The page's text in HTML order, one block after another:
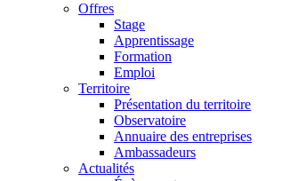
Offres
Stage
Apprentissage
Formation
Emploi
Territoire
Présentation du territoire
Observatoire
Annuaire des entreprises
Ambassadeurs
Actualités